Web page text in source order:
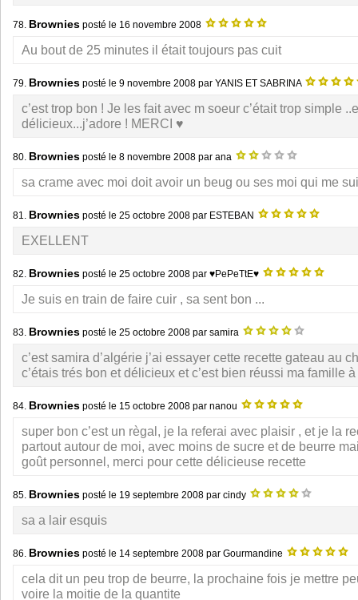
78. Brownies posté le 16 novembre 2008
Au bout de 25 minutes il était toujours pas cuit
79. Brownies posté le 9 novembre 2008 par YANIS ET SABRINA
c’est trop bon ! Je les fait avec m soeur c’était trop simple
délicieux...j’adore ! MERCI ♥
80. Brownies posté le 8 novembre 2008 par ana
sa crame avec moi doit avoir un beug ou ses moi qui me
81. Brownies posté le 25 octobre 2008 par ESTEBAN
EXELLENT
82. Brownies posté le 25 octobre 2008 par ♥PePeTtE♥
Je suis en train de faire cuir , sa sent bon ...
83. Brownies posté le 25 octobre 2008 par samira
c’est samira d’algérie j’ai essayer cette recette gateau au
c’étais trés bon et délicieux et c’est bien réussi ma famille
84. Brownies posté le 15 octobre 2008 par nanou
super bon c’est un règal, je la referai avec plaisir , et je la
partout autour de moi, avec moins de sucre et de beurre
goût personnel, merci pour cette délicieuse recette
85. Brownies posté le 19 septembre 2008 par cindy
sa a lair esquis
86. Brownies posté le 14 septembre 2008 par Gourmandine
cela dit un peu trop de beurre, la prochaine fois je mettre
voire la moitie de la quantite